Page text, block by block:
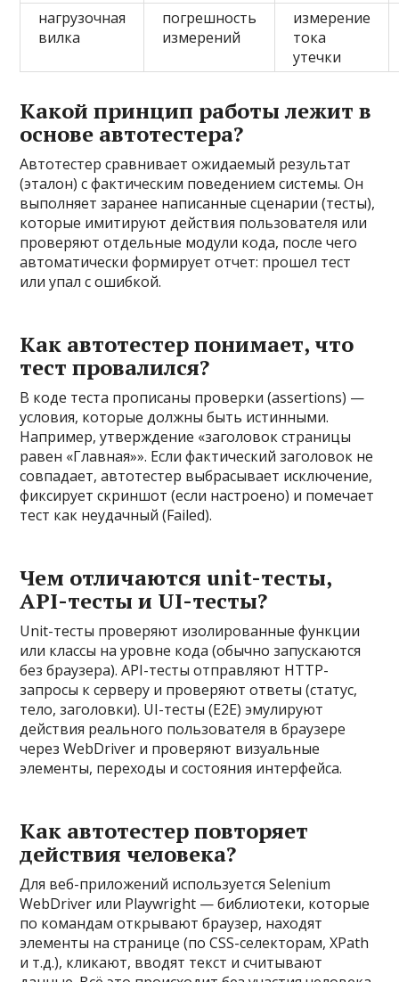
нагрузочная
вилка
погрешность
измерений
измерение
тока
утечки
Какой принцип работы лежит в
основе автотестера?
Автотестер сравнивает ожидаемый результат
(эталон) с фактическим поведением системы. Он
выполняет заранее написанные сценарии (тесты),
которые имитируют действия пользователя или
проверяют отдельные модули кода, после чего
автоматически формирует отчет: прошел тест
или упал с ошибкой.
Как автотестер понимает, что
тест провалился?
В коде теста прописаны проверки (assertions) —
условия, которые должны быть истинными.
Например, утверждение «заголовок страницы
равен «Главная»». Если фактический заголовок не
совпадает, автотестер выбрасывает исключение,
фиксирует скриншот (если настроено) и помечает
тест как неудачный (Failed).
Чем отличаются unit-тесты,
API-тесты и UI-тесты?
Unit-тесты проверяют изолированные функции
или классы на уровне кода (обычно запускаются
без браузера). API-тесты отправляют HTTP-
запросы к серверу и проверяют ответы (статус,
тело, заголовки). UI-тесты (E2E) эмулируют
действия реального пользователя в браузере
через WebDriver и проверяют визуальные
элементы, переходы и состояния интерфейса.
Как автотестер повторяет
действия человека?
Для веб-приложений используется Selenium
WebDriver или Playwright — библиотеки, которые
по командам открывают браузер, находят
элементы на странице (по CSS-селекторам, XPath
и т.д.), кликают, вводят текст и считывают